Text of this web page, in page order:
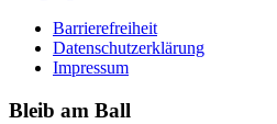
Barrierefreiheit
Datenschutzerklärung
Impressum
Bleib am Ball